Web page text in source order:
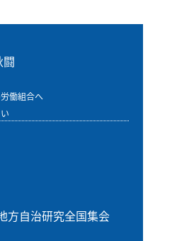
闘
働組合へ
方自治研究全国集会